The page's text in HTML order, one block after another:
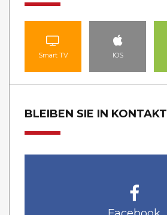
Smart TV IOS
BLEIBEN SIE IN KONTAKT